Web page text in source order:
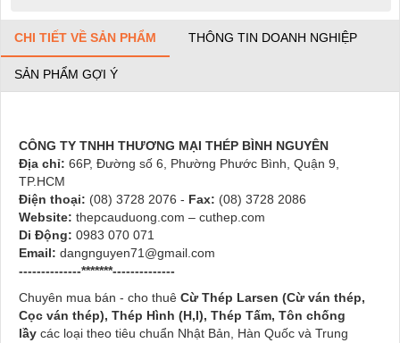
CHI TIẾT VỀ SẢN PHẨM THÔNG TIN DOANH NGHIỆP
SẢN PHẨM GỢI Ý
CÔNG TY TNHH THƯƠNG MẠI THÉP BÌNH NGUYÊN
Địa chỉ: 66P, Đường số 6, Phường Phước Bình, Quận 9,
TP.HCM
Điện thoại: (08) 3728 2076 - Fax: (08) 3728 2086
Website: thepcauduong.com – cuthep.com
Di Động: 0983 070 071
Email: dangnguyen71@gmail.com
--------------*******--------------
Chuyên mua bán - cho thuê Cừ Thép Larsen (Cừ ván thép,
Cọc ván thép), Thép Hình (H,I), Thép Tấm, Tôn chống
lầy các loại theo tiêu chuẩn Nhật Bản, Hàn Quốc và Trung